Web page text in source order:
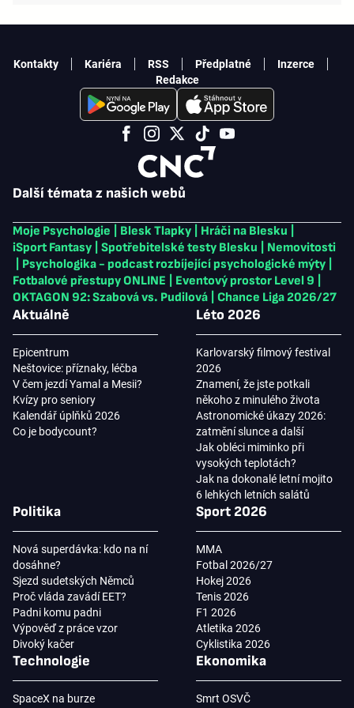
Další témata z našich webů
Moje Psychologie Blesk Tlapky Hráči na Blesku
iSport Fantasy
Spotřebitelské testy Blesku
Nemovitosti
Psychologika - podcast rozbíjející psychologické mýty
Fotbalové přestupy ONLINE
Eventový prostor Level 9
OKTAGON 92: Szabová vs. Pudilová
Chance Liga 2026/27
Aktuálně
Epicentrum
Neštovice: příznaky, léčba
V čem jezdí Yamal a Mesii?
Kvízy pro seniory
Kalendář úplňků 2026
Co je bodycount?
Léto 2026
Karlovarský filmový festival
2026
Znamení, že jste potkali
někoho z minulého života
Astronomické úkazy 2026:
zatmění slunce a další
Jak obléci miminko při
vysokých teplotách?
Jak na dokonalé letní mojito
6 lehkých letních salátů
Politika
Nová superdávka: kdo na ní
dosáhne?
Sjezd sudetských Němců
Proč vláda zavádí EET?
Padni komu padni
Výpověď z práce vzor
Divoký kačer
Sport 2026
MMA
Fotbal 2026/27
Hokej 2026
Tenis 2026
F1 2026
Atletika 2026
Cyklistika 2026
Technologie
SpaceX na burze
Ekonomika
Smrt OSVČ
Kontakty Kariéra RSS Předplatné
Inzerce
Redakce